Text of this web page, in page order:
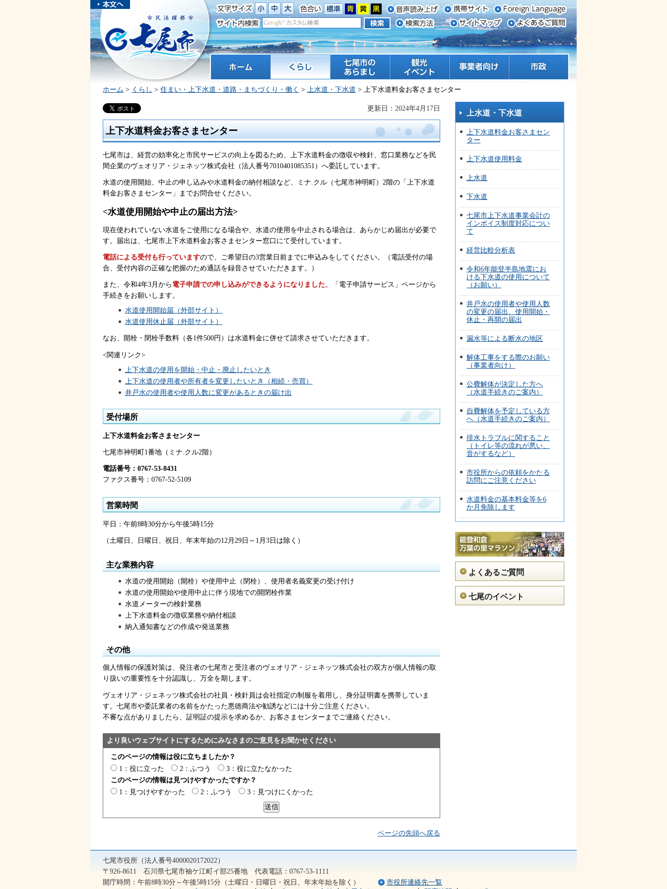
本文へスキ
ップしま
す。
市民活躍都市 七尾市
くらし 七尾市のあらまし 観光 イベント
ホーム > くらし > 住まい・上下水道・道路・まちづくり・働く > 上水道・下水道 > 上下水道料金お客さまセンター
更新日：2024年4月17日
上下水道料金お客さまセンター
七尾市は、経営の効率化と市民サービスの向上を図るため、上下水道料金の徴収や検針、窓口業務などを民
間企業のヴェオリア・ジェネッツ株式会社（法人番号7010401085351）へ委託しています。
水道の使用開始、中止の申し込みや水道料金の納付相談など、ミナ.クル（七尾市神明町）2階の「上下水道
料金お客さまセンター」までお問合せください。
<水道使用開始や中止の届出方法>
現在使われていない水道をご使用になる場合や、水道の使用を中止される場合は、あらかじめ届出が必要で
す。届出は、七尾市上下水道料金お客さまセンター窓口にて受付しています。
電話による受付も行っていますので、ご希望日の3営業日前までに申込みをしてください。（電話受付の場
合、受付内容の正確な把握のため通話を録音させていただきます。）
また、令和4年3月から 電子申請での申し込みができるようになりました。「電子申請サービス」ページから
手続きをお願いします。
水道使用開始届（外部サイト）
水道使用休止届（外部サイト）
なお、開栓・閉栓手数料（各1件500円）は水道料金に併せて請求させていただきます。
<関連リンク>
上下水道の使用を開始・中止・廃止したいとき
上下水道の使用者や所有者を変更したいとき（相続・売買）
井戸水の使用者や使用人数に変更があるときの届け出
受付場所
上下水道料金お客さまセンター
七尾市神明町1番地（ミナ.クル2階）
電話番号：0767-53-8431
ファクス番号：0767-52-5109
営業時間
平日：午前8時30分から午後5時15分
（土曜日、日曜日、祝日、年末年始の12月29日～1月3日は除く）
主な業務内容
水道の使用開始（開栓）や使用中止（閉栓）、使用者名義変更の受け付け
水道の使用開始や使用中止に伴う現地での開閉栓作業
水道メーターの検針業務
上下水道料金の徴収業務や納付相談
納入通知書などの作成や発送業務
その他
個人情報の保護対策は、発注者の七尾市と受注者のヴェオリア・ジェネッツ株式会社の双方が個人情報の取
り扱いの重要性を十分認識し、万全を期します。
ヴェオリア・ジェネッツ株式会社の社員・検針員は会社指定の制服を着用し、身分証明書を携帯していま
す。七尾市や委託業者の名前をかたった悪徳商法や勧誘などには十分ご注意ください。
不審な点がありましたら、証明証の提示を求めるか、お客さまセンターまでご連絡ください。
より良いウェブサイトにするためにみなさまのご意見をお聞かせください
このページの情報は役に立ちましたか？
1：役に立った
2：ふつう
3：役に立たなかった
このページの情報は見つけやすかったですか？
1：見つけやすかった
2：ふつう 3：見つけにくかった
ページの先頭へ戻る
上水道・下水道
上下水道料金お客さまセン
ター
上下水道使用料金
上水道
下水道
七尾市上下水道事業会計の
インボイス制度対応につい
て
経営比較分析表
令和6年能登半島地震にお
ける下水道の使用について
（お願い）
井戸水の使用者や使用人数
の変更の届出、使用開始・
休止・再開の届出
漏水等による断水の地区
解体工事をする際のお願い
（事業者向け）
公費解体が決定した方へ
（水道手続きのご案内）
自費解体を予定している方
へ（水道手続きのご案内）
排水トラブルに関すること
（トイレ等の流れが悪い、
音がするなど）
市役所からの依頼をかたる
訪問にご注意ください
水道料金の基本料金等を6
か月免除します
よくあるご質問
七尾のイベント
七尾市役所（法人番号4000020172022）
〒926-8611 石川県七尾市袖ケ江町イ部25番地 代表電話：0767-53-1111
開庁時間：午前8時30分～午後5時15分（土曜日・日曜日・祝日、年末年始を除く）
市役所連絡先一覧